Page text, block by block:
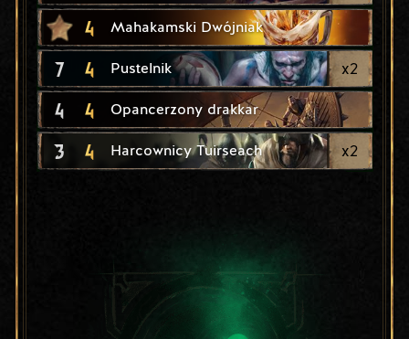
4 Mahakamski Dwójniak
7 4 Pustelnik x2
4 4 Opancerzony drakkar
3 4 Harcownicy Tuirseach x2